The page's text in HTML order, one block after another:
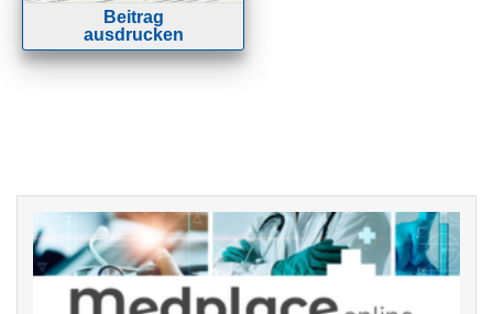
Beitrag
ausdrucken